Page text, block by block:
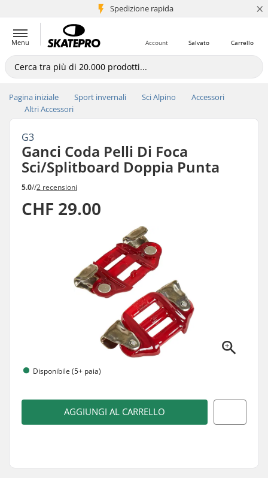
Spedizione rapida
+5 mln di clienti ×
Menu Carrello
Salvato
Account
Pagina iniziale Sport invernali Sci Alpino
Accessori
Altri Accessori
G3
Ganci Coda Pelli Di Foca
Sci/Splitboard Doppia Punta
5.0//2 recensioni
CHF 29.00
Disponibile (5+ paia)
AGGIUNGI AL CARRELLO